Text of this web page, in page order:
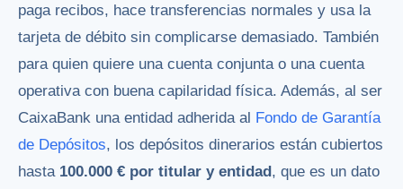
paga recibos, hace transferencias normales y usa la
tarjeta de débito sin complicarse demasiado. También
para quien quiere una cuenta conjunta o una cuenta
operativa con buena capilaridad física. Además, al ser
CaixaBank una entidad adherida al Fondo de Garantía
de Depósitos, los depósitos dinerarios están cubiertos
hasta 100.000 € por titular y entidad , que es un dato